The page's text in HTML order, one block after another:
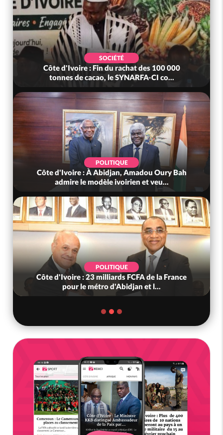
SOCIÉTÉ
Côte d'Ivoire : Fin du rachat des 100 000
tonnes de cacao, le SYNARFA-CI co...
POLITIQUE
Côte d'Ivoire : À Abidjan, Amadou Oury Bah
admire le modèle ivoirien et veu...
POLITIQUE
Côte d'Ivoire : 23 milliards FCFA de la France
pour le métro d'Abidjan et l...